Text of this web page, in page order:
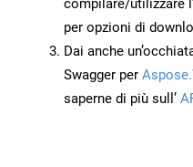
compilare/utilizzare
per opzioni di
Dai anche
Swagger per
saperne di più sull’